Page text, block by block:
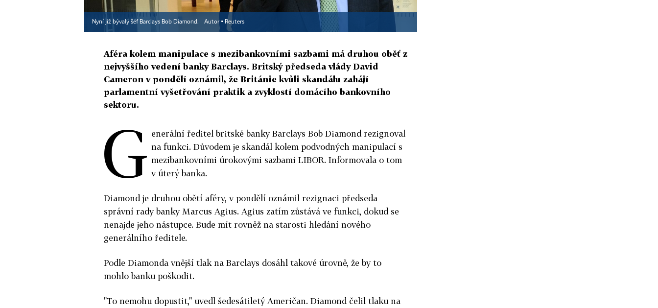
Nyní již bývalý šéf Barclays Bob Diamond. Autor ▪ Reuters
Aféra kolem manipulace s mezibankovními sazbami má druhou oběť z
nejvyššího vedení banky Barclays. Britský předseda vlády David
Cameron v pondělí oznámil, že Británie kvůli skandálu zahájí
parlamentní vyšetřování praktik a zvyklostí domácího bankovního
sektoru.
G enerální ředitel britské banky Barclays Bob Diamond rezignoval
na funkci. Důvodem je skandál kolem podvodných manipulací s
mezibankovními úrokovými sazbami LIBOR. Informovala o tom
v úterý banka.
Diamond je druhou obětí aféry, v pondělí oznámil rezignaci předseda
správní rady banky Marcus Agius. Agius zatím zůstává ve funkci, dokud se
nenajde jeho nástupce. Bude mít rovněž na starosti hledání nového
generálního ředitele.
Podle Diamonda vnější tlak na Barclays dosáhl takové úrovně, že by to
mohlo banku poškodit.
"To nemohu dopustit," uvedl šedesátiletý Američan. Diamond čelil tlaku na